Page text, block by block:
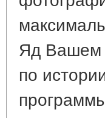
Яд Вашем
по